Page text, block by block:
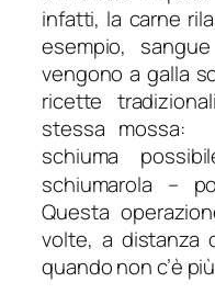
infatti, la carne
esempio,
vengono a galla
ricette
stessa mossa:
schiuma
schiumarola –
Questa
volte, a distanza
quando non c’è